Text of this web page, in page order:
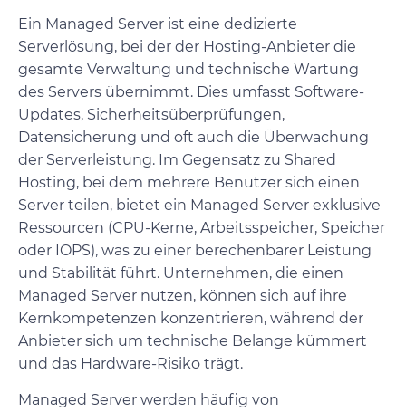
Ein Managed Server ist eine dedizierte
Serverlösung, bei der der Hosting-Anbieter die
gesamte Verwaltung und technische Wartung
des Servers übernimmt. Dies umfasst Software-
Updates, Sicherheitsüberprüfungen,
Datensicherung und oft auch die Überwachung
der Serverleistung. Im Gegensatz zu Shared
Hosting, bei dem mehrere Benutzer sich einen
Server teilen, bietet ein Managed Server exklusive
Ressourcen (CPU-Kerne, Arbeitsspeicher, Speicher
oder IOPS), was zu einer berechenbarer Leistung
und Stabilität führt. Unternehmen, die einen
Managed Server nutzen, können sich auf ihre
Kernkompetenzen konzentrieren, während der
Anbieter sich um technische Belange kümmert
und das Hardware-Risiko trägt.
Managed Server werden häufig von